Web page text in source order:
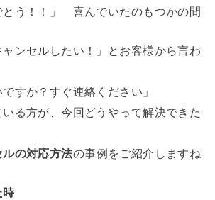
とう！！」 喜んでいたのもつかの間
ンセルしたい！」とお客様から言わ
ですか？すぐ連絡ください」
る方が、今回どうやって解決できた
の対応方法の事例をご紹介しますね
時